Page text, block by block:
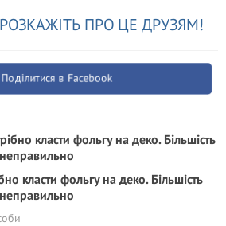
ПРО ЦЕ ДРУЗЯМ!
Поділитися в Facebook
класти фольгу на деко. Більшість